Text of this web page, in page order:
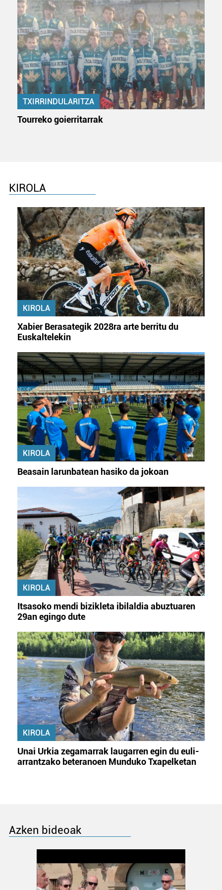
duten interes legitimoa eta horren aurka nola egin
dezakezun ikusteko.
Lortu zure datu pertsonalak prozesatzeko moduari
buruzko informazio gehiago eta ezarri zure lehentasunak
datuen atalean. Edozein unetan alda edo ken dezakezu
zure baimena Cookieen adierazpenean.
Webgune honek cookie propioak eta hirugarrenen cookie-
fitxategiak erabiltzen ditu. Zure esperientzia eta
zerbitzuak hobetzeko asmoz, cookie teknologiaz
TXIRRINDULARITZA
Tourreko goierritarrak
KIROLA
KIROLA
Xabier Berasategik 2028ra arte berritu du
Euskaltelekin
KIROLA
Beasain larunbatean hasiko da jokoan
KIROLA
Itsasoko mendi bizikleta ibilaldia abuztuaren
29an egingo dute
KIROLA
Unai Urkia zegamarrak laugarren egin du euli-
arrantzako beteranoen Munduko Txapelketan
Azken bideoak